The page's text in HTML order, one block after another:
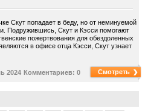
Скут попадает в беду, но от неминуемой
Подружившись, Скут и Кэсси помогают
пожертвования для обездоленных
в офисе отца Кэсси, Скут узнает
2024 Комментариев: 0 Смотреть